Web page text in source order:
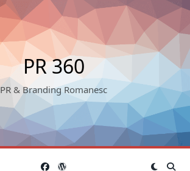
PR 360
PR & Branding Romanesc